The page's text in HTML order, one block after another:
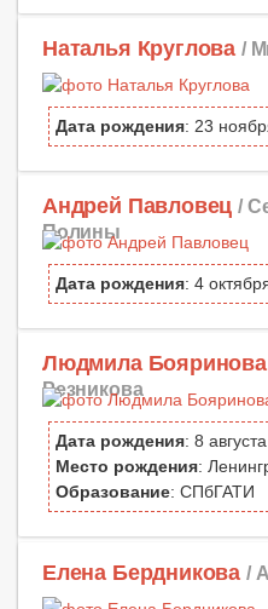
Наталья Круглова /
Дата рождения: 23
Андрей Павловец /
Полины
Дата рождения: 4
Людмила Бояринова
Резникова
Дата рождения: 8
Место рождения:
Образование: СПбГАТИ
Елена Бердникова /